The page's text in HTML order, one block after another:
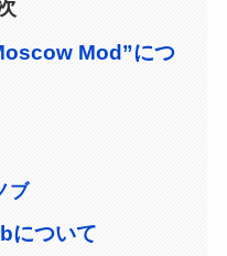
Mod”につ
ブ
について